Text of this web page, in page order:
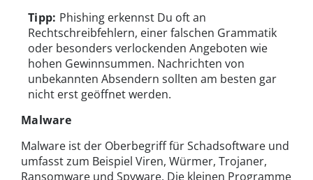
Tipp: Phishing erkennst Du oft an
Rechtschreibfehlern, einer falschen Grammatik
oder besonders verlockenden Angeboten wie
hohen Gewinnsummen. Nachrichten von
unbekannten Absendern sollten am besten gar
nicht erst geöffnet werden.
Malware
Malware ist der Oberbegriff für Schadsoftware und
umfasst zum Beispiel Viren, Würmer, Trojaner,
Ransomware und Spyware. Die kleinen Programme